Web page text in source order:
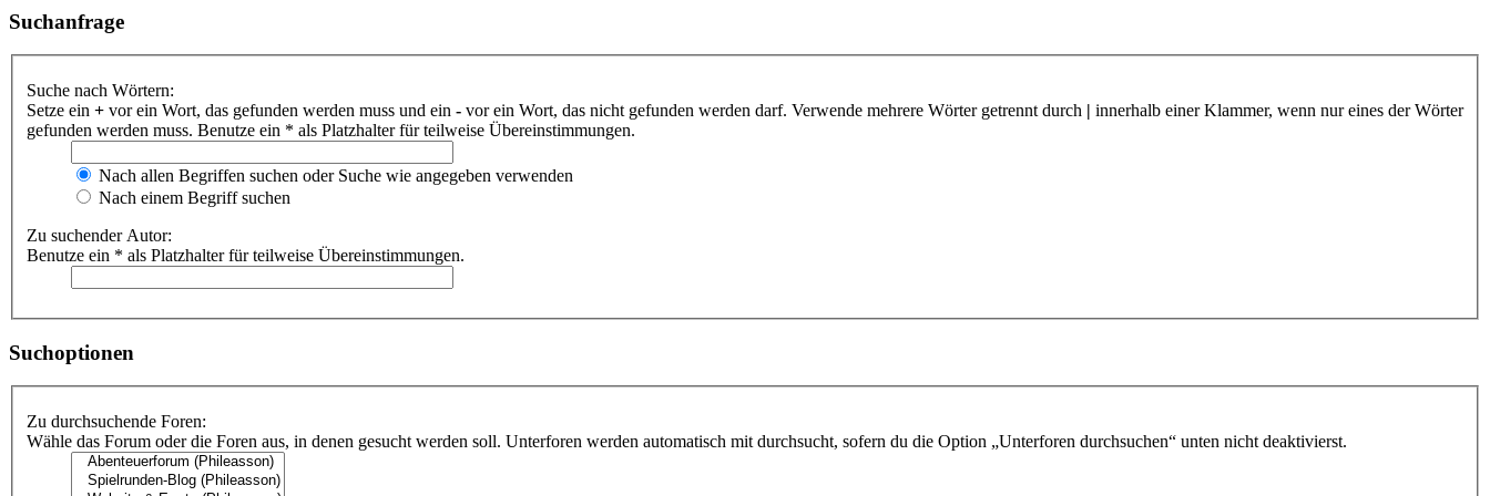
Suchanfrage
Suche nach Wörtern:
Setze ein + vor ein Wort, das gefunden werden muss und ein - vor ein Wort, das nicht gefunden werden darf. Verwende mehrere Wörter getrennt durch | innerhalb einer Klammer, wenn nur eines der Wörter
gefunden werden muss. Benutze ein * als Platzhalter für teilweise Übereinstimmungen.
Nach allen Begriffen suchen oder Suche wie angegeben verwenden
Nach einem Begriff suchen
Zu suchender Autor:
Benutze ein * als Platzhalter für teilweise Übereinstimmungen.
Suchoptionen
Zu durchsuchende Foren:
Wähle das Forum oder die Foren aus, in denen gesucht werden soll. Unterforen werden automatisch mit durchsucht, sofern du die Option „Unterforen durchsuchen“ unten nicht deaktivierst.